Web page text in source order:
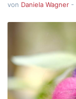
von Daniela Wagner -